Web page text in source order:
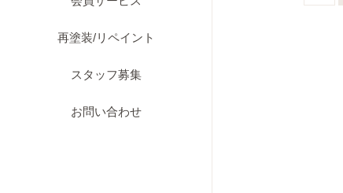
再塗装/リペイント
スタッフ募集
お問い合わせ